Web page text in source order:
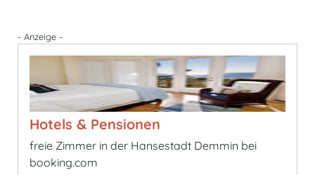
- Anzeige -
Hotels & Pensionen
freie Zimmer in der Hansestadt Demmin bei
booking.com